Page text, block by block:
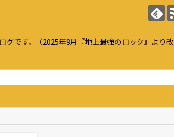
グです。（2025年9月『地上最強のロック』より改